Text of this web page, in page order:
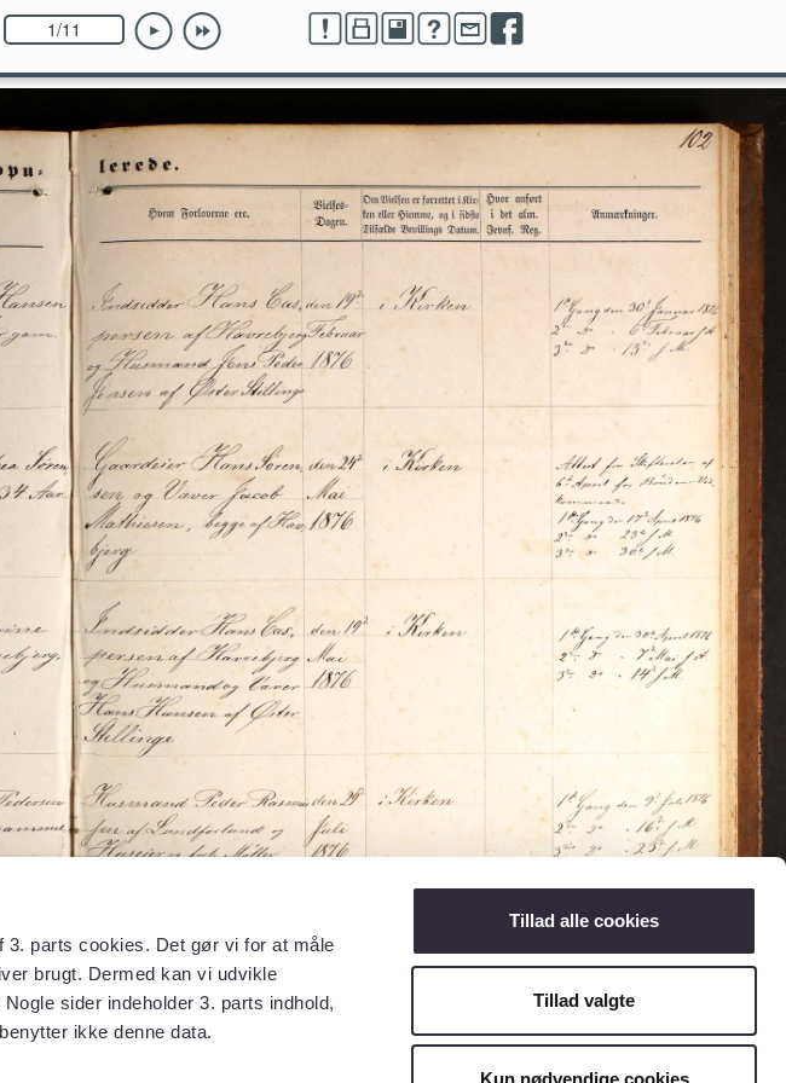
parts cookies. Det gør vi for at måle
brugt. Dermed kan vi udvikle
sider indeholder 3. parts indhold,
ikke denne data.
Tillad alle cookies
Tillad valgte
Kun nødvendige cookies